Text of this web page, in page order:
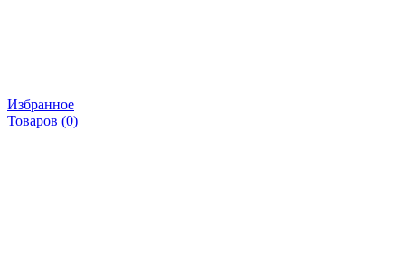
Избранное
Товаров (0)